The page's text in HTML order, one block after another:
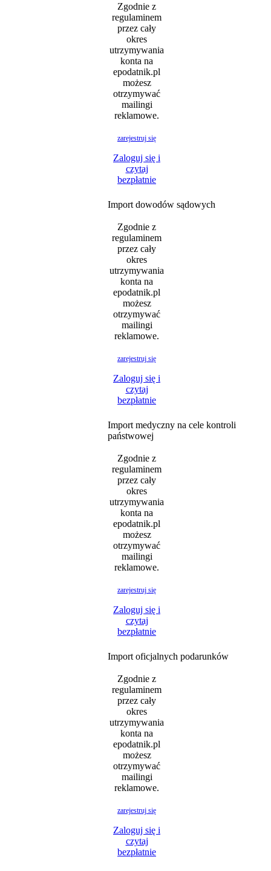
Zgodnie z
regulaminem
przez cały
okres
utrzymywania
konta na
epodatnik.pl
możesz
otrzymywać
mailingi
reklamowe.
zarejestruj się
Zaloguj się i
czytaj
bezpłatnie
Import dowodów sądowych
Zgodnie z
regulaminem
przez cały
okres
utrzymywania
konta na
epodatnik.pl
możesz
otrzymywać
mailingi
reklamowe.
zarejestruj się
Zaloguj się i
czytaj
bezpłatnie
Import medyczny na cele kontroli
państwowej
Zgodnie z
regulaminem
przez cały
okres
utrzymywania
konta na
epodatnik.pl
możesz
otrzymywać
mailingi
reklamowe.
zarejestruj się
Zaloguj się i
czytaj
bezpłatnie
Import oficjalnych podarunków
Zgodnie z
regulaminem
przez cały
okres
utrzymywania
konta na
epodatnik.pl
możesz
otrzymywać
mailingi
reklamowe.
zarejestruj się
Zaloguj się i
czytaj
bezpłatnie